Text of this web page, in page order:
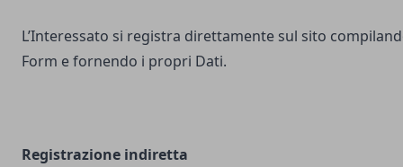
L’Interessato si registra direttamente sul sito
Form e fornendo i propri Dati.
Registrazione indiretta